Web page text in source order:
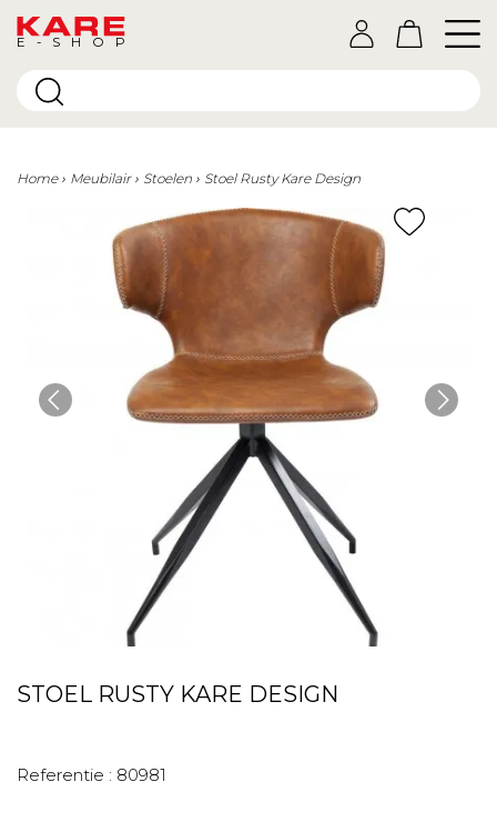
E-SHOP
Home Meubilair Stoelen Stoel Rusty Kare Design
STOEL RUSTY KARE DESIGN
Referentie : 80981